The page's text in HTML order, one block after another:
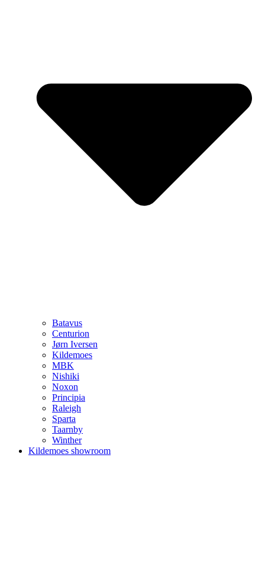
Batavus
Centurion
Jørn Iversen
Kildemoes
MBK
Nishiki
Noxon
Principia
Raleigh
Sparta
Taarnby
Winther
Kildemoes showroom